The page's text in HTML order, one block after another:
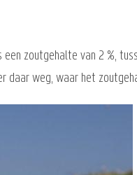
zoutgehalte van 2 %,
weg, waar het